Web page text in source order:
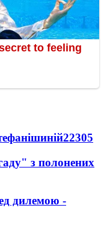
22305
з полонених
дилемою -